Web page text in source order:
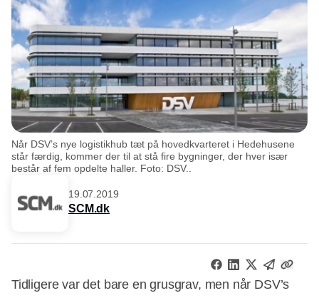
Når DSV’s nye logistikhub tæt på hovedkvarteret i Hedehusene
står færdig, kommer der til at stå fire bygninger, der hver især
består af fem opdelte haller. Foto: DSV..
19.07.2019
SCM.dk
Tidligere var det bare en grusgrav, men når DSV’s